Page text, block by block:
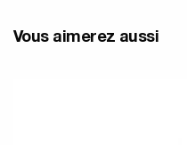
Vous aimerez aussi